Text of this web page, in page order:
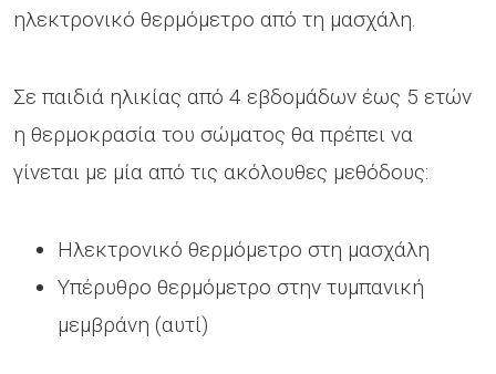
ηλεκτρονικό θερμόμετρο από τη μασχάλη.
Σε παιδιά ηλικίας από 4 εβδομάδων έως 5 ετών
η θερμοκρασία του σώματος θα πρέπει να
γίνεται με μία από τις ακόλουθες μεθόδους:
Ηλεκτρονικό θερμόμετρο στη μασχάλη
Υπέρυθρο θερμόμετρο στην τυμπανική
μεμβράνη (αυτί)